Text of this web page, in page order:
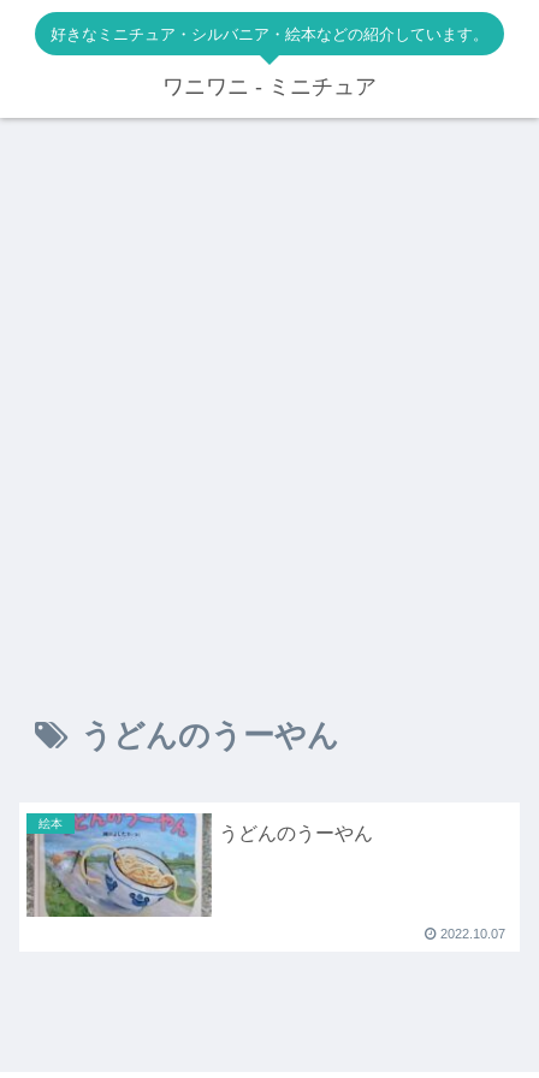
好きなミニチュア・シルバニア・絵本などの紹介しています。
ワニワニ - ミニチュア
うどんのうーやん
絵本 うどんのうーやん
2022.10.07